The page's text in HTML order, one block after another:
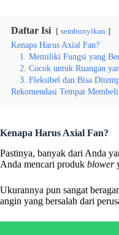
Daftar Isi sembunyikan
Kenapa Harus Axial Fan?
1. Memiliki Fungsi yang
2. Cocok untuk Ruangan
3. Fleksibel dan Bisa
Rekomendasi Tempat
Kenapa Harus Axial Fan?
Pastinya, banyak dari Anda
Anda mencari produk blower
Ukurannya pun sangat
angin yang bersalah dari